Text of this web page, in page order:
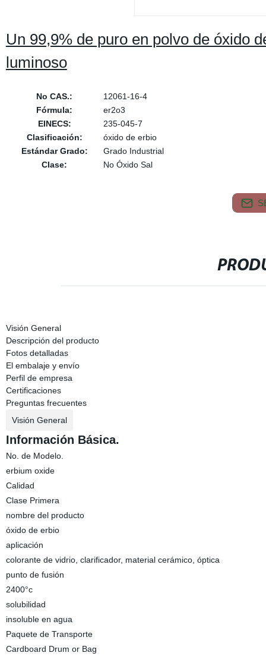
Un 99,9% de puro en polvo de óxido
luminoso
No CAS.:
12061-16-4
Fórmula:
er2o3
EINECS:
235-045-7
Clasificación:
óxido de erbio
Estándar Grado:
Grado Industrial
Clase:
No Óxido Sal
Visión General
Descripción del producto
Fotos detalladas
El embalaje y envío
Perfil de empresa
Certificaciones
Preguntas frecuentes
Visión General
Información Básica.
No. de Modelo.
erbium oxide
Calidad
Clase Primera
nombre del producto
óxido de erbio
aplicación
colorante de vidrio, clarificador, material cerámico, óptica
punto de fusión
2400°c
solubilidad
insoluble en agua
Paquete de Transporte
Cardboard Drum or Bag